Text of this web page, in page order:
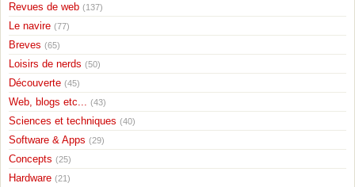
Revues de web (137)
Le navire (77)
Breves (65)
Loisirs de nerds (50)
Découverte (45)
Web, blogs etc... (43)
Sciences et techniques (40)
Software & Apps (29)
Concepts (25)
Hardware (21)